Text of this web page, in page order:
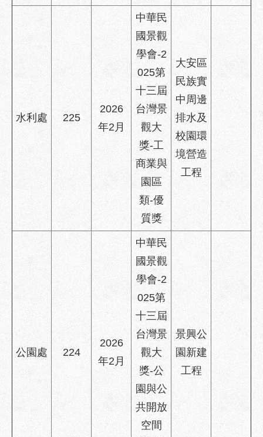
區
網
站
覽
回
English
北
務
見
答
雙
語
水利處 225
2026
年2月
中華民
國景觀
學會-2
025第
十三屆
台灣景
觀大
獎-工
商業與
園區
類-優
質獎
大安區
民族實
中周邊
排水及
校園環
境營造
工程
公園處 224
2026
年2月
中華民
國景觀
學會-2
025第
十三屆
台灣景
觀大
獎-公
園與公
共開放
空間
景興公
園新建
工程